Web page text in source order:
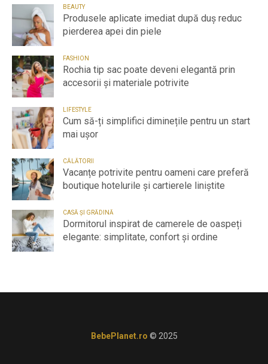
BEAUTY
Produsele aplicate imediat după duș reduc
pierderea apei din piele
FASHION
Rochia tip sac poate deveni elegantă prin
accesorii și materiale potrivite
LIFESTYLE
Cum să-ți simplifici diminețile pentru un start
mai ușor
CĂLĂTORII
Vacanțe potrivite pentru oameni care preferă
boutique hotelurile și cartierele liniștite
CASĂ ȘI GRĂDINĂ
Dormitorul inspirat de camerele de oaspeți
elegante: simplitate, confort și ordine
BebePlanet.ro © 2025